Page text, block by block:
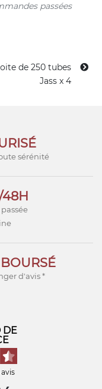
passées
de 250 tubes
Jass x 4
sérénité
48H
d'avis *
DE
avis